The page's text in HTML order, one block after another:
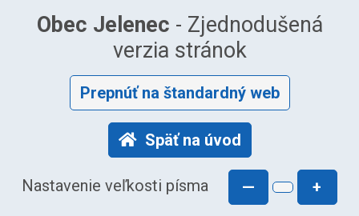
Obec Jelenec - Zjednodušená
verzia stránok
Prepnúť na štandardný web
Späť na úvod
Nastavenie veľkosti písma — +